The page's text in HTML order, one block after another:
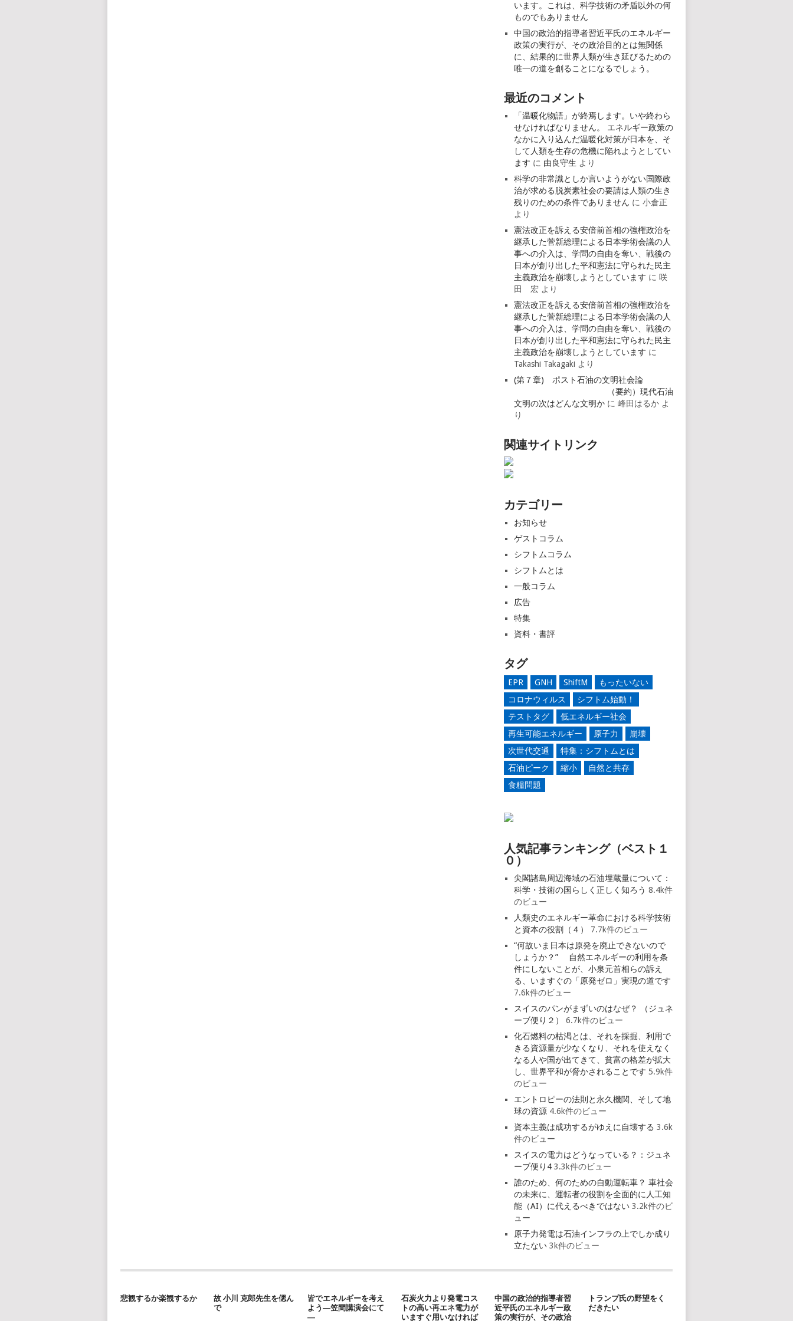
います。これは、科学技術の矛盾以外の何
ものでもありません
中国の政治的指導者習近平氏のエネルギー
政策の実行が、その政治目的とは無関係
に、結果的に世界人類が生き延びるための
唯一の道を創ることになるでしょう。
最近のコメント
「温暖化物語」が終焉します。いや終わら
せなければなりません。 エネルギー政策の
なかに入り込んだ温暖化対策が日本を、そ
して人類を生存の危機に陥れようとしてい
ます に 由良守生 より
科学の非常識としか言いようがない国際政
治が求める脱炭素社会の要請は人類の生き
残りのための条件でありません に小倉正
より
憲法改正を訴える安倍前首相の強権政治を
継承した菅新総理による日本学術会議の人
事への介入は、学問の自由を奪い、戦後の
日本が創り出した平和憲法に守られた民主
主義政治を崩壊しようとしています に咲
田 宏 より
憲法改正を訴える安倍前首相の強権政治を
継承した菅新総理による日本学術会議の人
事への介入は、学問の自由を奪い、戦後の
日本が創り出した平和憲法に守られた民主
主義政治を崩壊しようとしています に
Takashi Takagaki より
(第７章) ポスト石油の文明社会論
（要約）現代石油
文明の次はどんな文明か に峰田はるか よ
り
関連サイトリンク
カテゴリー
お知らせ
ゲストコラム
シフトムコラム
シフトムとは
一般コラム
広告
特集
資料・書評
タグ
EPR GNH ShiftM
もったいない
コロナウィルス
シフトム始動！
テストタグ
低エネルギー社会
再生可能エネルギー
原子力
崩壊
次世代交通
特集：シフトムとは
石油ピーク
縮小
自然と共存
食糧問題
人気記事ランキング（ベスト１
０）
尖閣諸島周辺海域の石油埋蔵量について：
科学・技術の国らしく正しく知ろう 8.4k件
のビュー
人類史のエネルギー革命における科学技術
と資本の役割（４）
7.7k件のビュー
“何故いま日本は原発を廃止できないので
しょうか？” 自然エネルギーの利用を条
件にしないことが、小泉元首相らの訴え
る、いますぐの「原発ゼロ」実現の道です
7.6k件のビュー
スイスのパンがまずいのはなぜ？ （ジュネ
ーブ便り２）
6.7k件のビュー
化石燃料の枯渇とは、それを採掘、利用で
きる資源量が少なくなり、それを使えなく
なる人や国が出てきて、貧富の格差が拡大
し、世界平和が脅かされることです 5.9k件
のビュー
エントロピーの法則と永久機関、そして地
球の資源 4.6k件のビュー
資本主義は成功するがゆえに自壊する 3.6k
件のビュー
スイスの電力はどうなっている？：ジュネ
ーブ便り4 3.3k件のビュー
誰のため、何のための自動運転車？ 車社会
の未来に、運転者の役割を全面的に人工知
能（AI）に代えるべきではない 3.2k件のビ
ュー
原子力発電は石油インフラの上でしか成り
立たない 3k件のビュー
悲観するか楽観するか
故 小川 克郎先生を偲ん
で
皆でエネルギーを考え
よう―笠間講演会にて
―
石炭火力より発電コス
トの高い再エネ電力が
いますぐ用いなければ
中国の政治的指導者習
近平氏のエネルギー政
策の実行が、その政治
トランプ氏の野望をく
だきたい